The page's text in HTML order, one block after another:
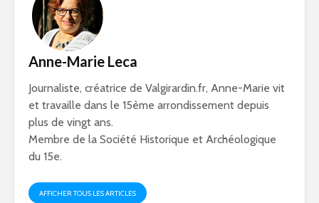
Anne-Marie Leca
Journaliste, créatrice de Valgirardin.fr, Anne-Marie vit
et travaille dans le 15ème arrondissement depuis
plus de vingt ans.
Membre de la Société Historique et Archéologique
du 15e.
AFFICHER TOUS LES ARTICLES